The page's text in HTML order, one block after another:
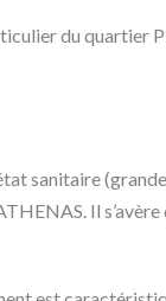
du quartier
sanitaire
Il s’avère